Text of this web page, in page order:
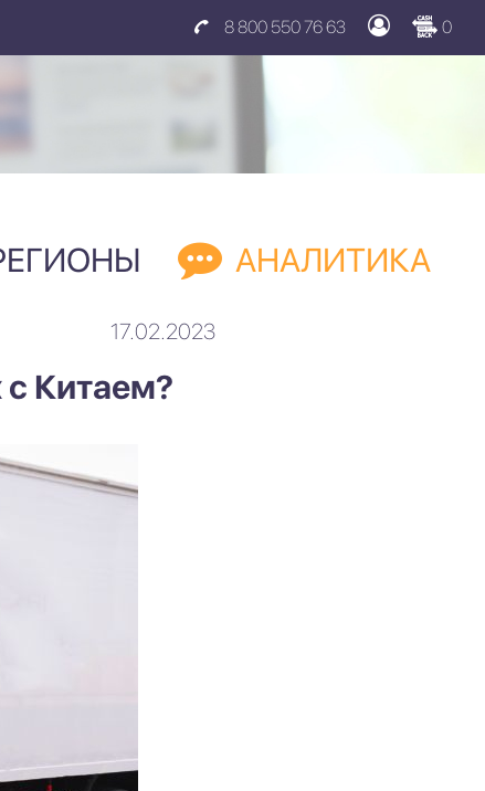
0
8 800 550 76 63
АНАЛИТИКА
17.02.2023
с Китаем?